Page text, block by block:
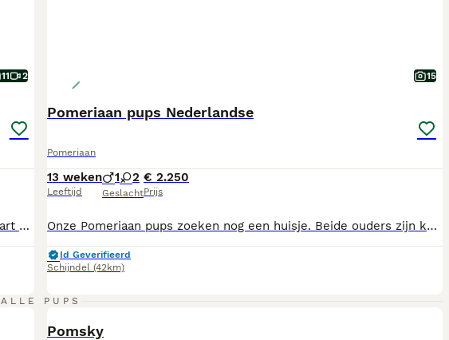
11 2
HOERA! er zijn puppy's geboren, en bij ons staat een goede start voor iedere pup centraal. Met meer dan 12 jaar ervaring in het verantwoord fokken van doodles weten we hoe belangrijk gezondheid, karakter en een liefdevolle opvoeding zijn. Onze pups groeien op in huiselijke kring en krijgen alle liefde, aandacht en knuffels die ze nodig hebben. Daarnaast maken ze dagelijks kennis met verschillende geluiden, mensen en nieuwe ervaringen. Zo vertrekken ze als zelfverzekerde, goed gesocialiseerde pups naar hun nieuwe baasjes. Binnenkort mogen onze pups uitvliegen naar hun nieuwe thuis. Op onze website, onder 'Onze pups', vind je de beschikbare pups en de nieuwste foto's. Je bent van harte welkom om vrijblijvend kennis te komen maken met onze pups. Wil je langskomen en zelf ervaren hoe ze opgroeien? Neem dan gerust contact met ons op om een kennismaking in te plannen. We ontmoeten je graag! 📞 Interesse of wil je meer informatie? Neem gerust contact op via 06-81576844 of via mail info@doodle-en-co.nl 🌐 Of neem een kijkje op onze website: www.doodle-en-co.nl
15
Pomeriaan pups Nederlandse
Pomeriaan
13 weken
Leeftijd
1 2
Geslacht
€ 2.250
Prijs
Onze Pomeriaan pups zoeken nog een huisje. Beide ouders zijn kerngezond, vrij van erfelijke afwijkingen als patellaluxatie en sm/cm. Onze pups zijn huislijk opgevoed en zijn bezig met zindelijkheid training, wat al aardig goed gaat. Elke pup krijgt een Europese paspoort mee, ook krijgt de nieuwe eigenaar een koopovereenkomst mee waarin afspraken betreffende garantie en aansprakelijkheid dui delijk zijn vastgesteld. Het karakter van beide ouders kunnen we omschrijven als geweldig, het zijn perfecte familie honden heel zachtaardig, heel lief, ondeugend .speels en op zijn tijd ook lekker Mocht u serieus overwegen om een pomeriaan aan u gezin toe te voegen neem dan gerust contact met ons op!
Id Geverifieerd
Schijndel (42km)
ALLE PUPS
Pomsky